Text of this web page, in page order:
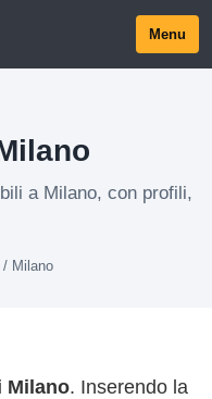
Menu
a Milano, con profili,
/ Milano
Milano. Inserendo la